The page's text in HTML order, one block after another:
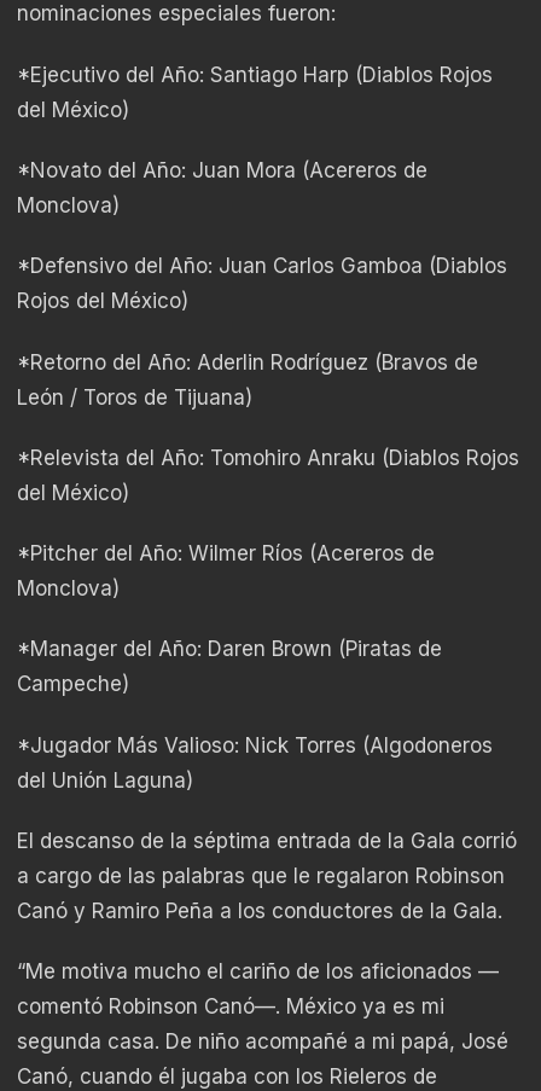
nominaciones especiales fueron:
*Ejecutivo del Año: Santiago Harp (Diablos Rojos
del México)
*Novato del Año: Juan Mora (Acereros de
Monclova)
*Defensivo del Año: Juan Carlos Gamboa (Diablos
Rojos del México)
*Retorno del Año: Aderlin Rodríguez (Bravos de
León / Toros de Tijuana)
*Relevista del Año: Tomohiro Anraku (Diablos Rojos
del México)
*Pitcher del Año: Wilmer Ríos (Acereros de
Monclova)
*Manager del Año: Daren Brown (Piratas de
Campeche)
*Jugador Más Valioso: Nick Torres (Algodoneros
del Unión Laguna)
El descanso de la séptima entrada de la Gala corrió
a cargo de las palabras que le regalaron Robinson
Canó y Ramiro Peña a los conductores de la Gala.
“Me motiva mucho el cariño de los aficionados —
comentó Robinson Canó—. México ya es mi
segunda casa. De niño acompañé a mi papá, José
Canó, cuando él jugaba con los Rieleros de